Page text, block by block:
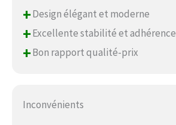
+Design élégant et moderne
+Excellente stabilité et adhérence
+Bon rapport qualité-prix
Inconvénients